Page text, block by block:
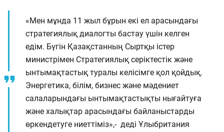
«Мен мұнда 11 жыл бұрын екі ел арасындағы
стратегиялық диалогты бастау үшін келген
едім. Бүгін Қазақстанның Сыртқы істер
министрімен Стратегиялық серіктестік және
ынтымақтастық туралы келісімге қол қойдық.
Энергетика, білім, бизнес және мәдениет
салаларындағы ынтымақтастықты нығайтуға
және халықтар арасындағы байланыстарды
өркендетуге ниеттіміз»,- деді Ұлыбритания